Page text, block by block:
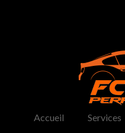
FC-Auto Performance
Accueil Services